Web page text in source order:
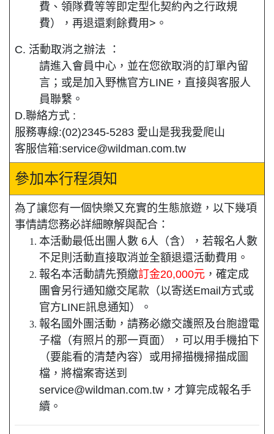
費、領隊費等等即定型化契約內之行政規
費），再退還剩餘費用>。
C. 活動取消之辦法 ：
請進入會員中心，並在您欲取消的訂單內留
言；或是加入野樵官方LINE，直接與客服人
員聯繫。
D.聯絡方式 :
服務專線:(02)2345-5283 愛山是我我愛爬山
客服信箱:service@wildman.com.tw
參加本行程須知
為了讓您有一個快樂又充實的生態旅遊，以下幾項
事情請您務必詳細瞭解與配合：
本活動最低出團人數 6人（含），若報名人數
不足則活動直接取消並全額退還活動費用。
報名本活動請先預繳訂金20,000元 ，確定成
團會另行通知繳交尾款（以寄送Email方式或
官方LINE訊息通知）。
報名國外團活動，請務必繳交護照及台胞證電
子檔（有照片的那一頁面），可以用手機拍下
（要能看的清楚內容）或用掃描機掃描成圖
檔，將檔案寄送到
service@wildman.com.tw，才算完成報名手
續。